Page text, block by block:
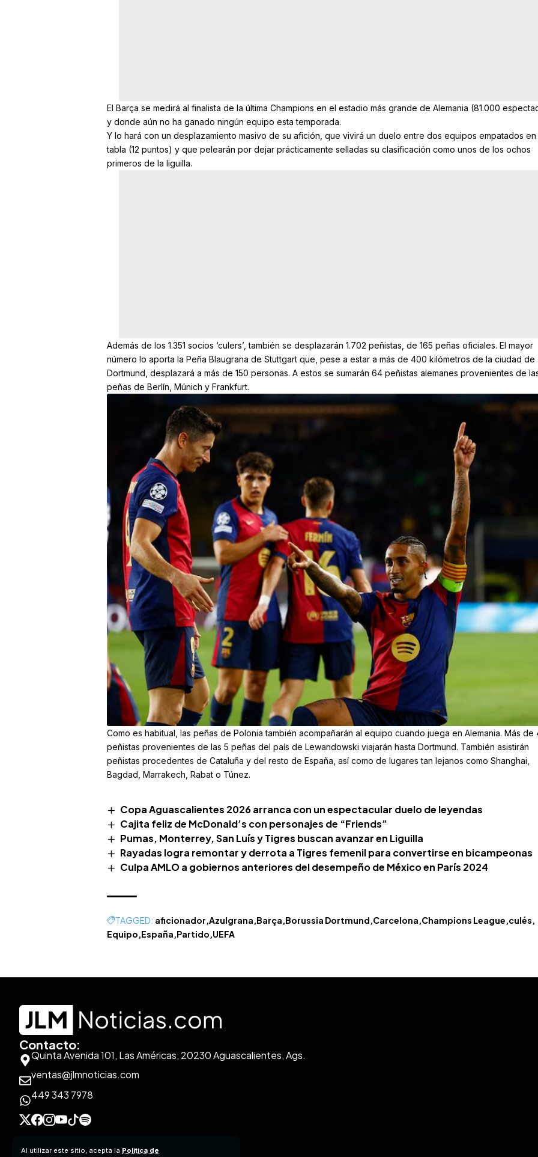
Al utilizar este sitio, acepta la Política de
El Barça se medirá al finalista de la última Champions en el estadio más grande de Alemania (81.000
y donde aún no ha ganado ningún equipo esta temporada.
Y lo hará con un desplazamiento masivo de su afición, que vivirá un duelo entre dos equipos empatados en
tabla (12 puntos) y que pelearán por dejar prácticamente selladas su clasificación como unos de los ochos
primeros de la liguilla.
Además de los 1.351 socios ‘culers’, también se desplazarán 1.702 peñistas, de 165 peñas oficiales. El mayor
número lo aporta la Peña Blaugrana de Stuttgart que, pese a estar a más de 400 kilómetros de la ciudad de
Dortmund, desplazará a más de 150 personas. A estos se sumarán 64 peñistas alemanes provenientes de
peñas de Berlín, Múnich y Frankfurt.
Como es habitual, las peñas de Polonia también acompañarán al equipo cuando juega en Alemania. Más de
peñistas provenientes de las 5 peñas del país de Lewandowski viajarán hasta Dortmund. También asistirán
peñistas procedentes de Cataluña y del resto de España, así como de lugares tan lejanos como Shanghai,
Bagdad, Marrakech, Rabat o Túnez.
Copa Aguascalientes 2026 arranca con un espectacular duelo de leyendas
Cajita feliz de McDonald’s con personajes de “Friends”
Pumas, Monterrey, San Luís y Tigres buscan avanzar en Liguilla
Rayadas logra remontar y derrota a Tigres femenil para convertirse en bicampeonas
Culpa AMLO a gobiernos anteriores del desempeño de México en París 2024
TAGGED: aficionador Azulgrana Barça Borussia Dortmund Carcelona Champions League culés
Equipo España Partido UEFA
Contacto:
Quinta Avenida 101, Las Américas, 20230 Aguascalientes, Ags.
ventas@jlmnoticias.com
449 343 7978